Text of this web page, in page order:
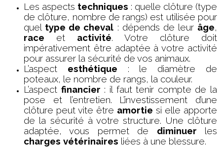
Les aspects techniques : quelle clôture (type
de clôture, nombre de rangs) est utilisée pour
quel type de cheval : dépends de leur âge,
race et activité. Votre clôture doit
impérativement être adaptée à votre activité
pour assurer la sécurité de vos animaux.
L’aspect esthétique : le diamètre de
poteaux, le nombre de rangs, la couleur.
L’aspect financier : il faut tenir compte de la
pose et l’entretien. L’investissement d’une
clôture peut vite être amortie si elle apporte
de la sécurité à votre structure. Une clôture
adaptée, vous permet de diminuer les
charges vétérinaires liées à une blessure.